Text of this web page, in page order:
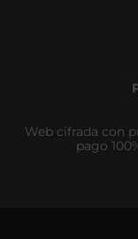
Web cifrada con
pago